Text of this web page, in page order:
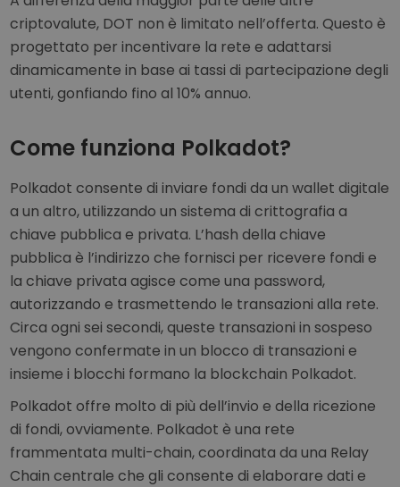
criptovalute, DOT non è limitato nell’offerta. Questo è
progettato per incentivare la rete e adattarsi
dinamicamente in base ai tassi di partecipazione degli
utenti, gonfiando fino al 10% annuo.
Come funziona Polkadot?
Polkadot consente di inviare fondi da un wallet digitale
a un altro, utilizzando un sistema di crittografia a
chiave pubblica e privata. L’hash della chiave
pubblica è l’indirizzo che fornisci per ricevere fondi e
la chiave privata agisce come una password,
autorizzando e trasmettendo le transazioni alla rete.
Circa ogni sei secondi, queste transazioni in sospeso
vengono confermate in un blocco di transazioni e
insieme i blocchi formano la blockchain Polkadot.
Polkadot offre molto di più dell’invio e della ricezione
di fondi, ovviamente. Polkadot è una rete
frammentata multi-chain, coordinata da una Relay
Chain centrale che gli consente di elaborare dati e